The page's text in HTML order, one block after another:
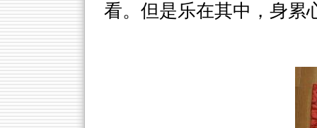
看。但是乐在其中，身累